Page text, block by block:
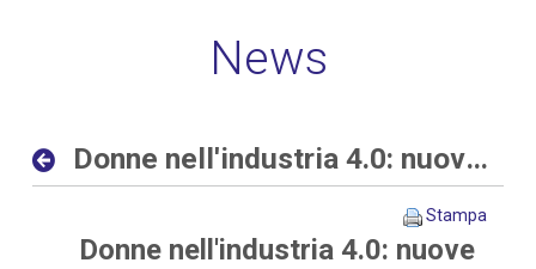
femminile nelle aziende
Dettaglio in evidenza
News
Donne nell'industria 4.0: nuove opportunità al femminile nelle aziende digitali ed interconnesse
Stampa
Donne nell'industria 4.0: nuove